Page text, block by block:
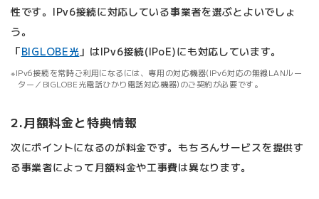
性です。IPv6接続に対応している事業者を選ぶとよいでしょ
う。
「BIGLOBE光 」はIPv6接続(IPoE)にも対応しています。
IPv6接続を常時ご利用になるには、専用の対応機器(IPv6対応の無線LANルー
ター／BIGLOBE光電話ひかり電話対応機器)のご契約が必要です。
2.月額料金と特典情報
次にポイントになるのが料金です。もちろんサービスを提供す
る事業者によって月額料金や工事費は異なります。